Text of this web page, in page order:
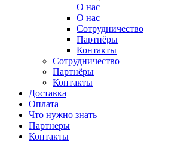
О нас
О нас
Сотрудничество
Партнёры
Контакты
Сотрудничество
Партнёры
Контакты
Доставка
Оплата
Что нужно знать
Партнеры
Контакты